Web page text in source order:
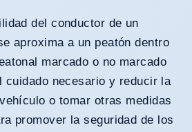
del conductor de un
aproxima a un peatón dentro
marcado o no marcado
cuidado necesario y reducir la
o tomar otras medidas
promover la seguridad de los